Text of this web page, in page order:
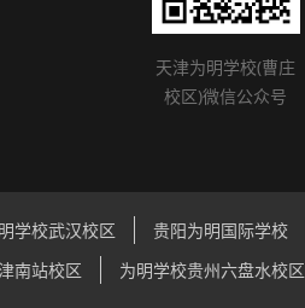
天津为明学校(曹庄
校区)微信公众号
学校武汉校区
贵阳为明国际学校
南站校区 为明学校贵州六盘水校区